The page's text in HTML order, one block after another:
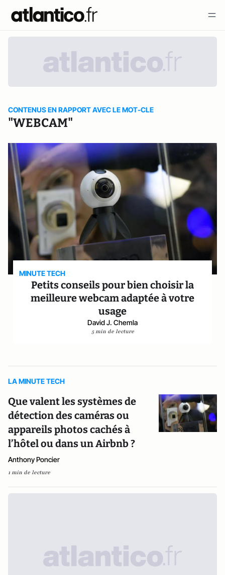
CONTENUS EN RAPPORT AVEC LE MOT-CLE
"WEBCAM"
MINUTE TECH
Petits conseils pour bien choisir la
meilleure webcam adaptée à votre
usage
David J. Chemla
5 min de lecture
LA MINUTE TECH
Que valent les systèmes de
détection des caméras ou
appareils photos cachés à
l’hôtel ou dans un Airbnb ?
Anthony Poncier
1 min de lecture